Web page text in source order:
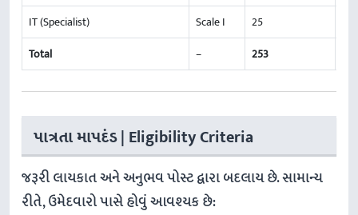
IT (Specialist)
Scale I
25
Total
– 253
પાત્રતા માપદંડ | Eligibility Criteria
જરૂરી લાયકાત અને અનુભવ પોસ્ટ દ્વારા બદલાય છે. સામાન્ય
રીતે, ઉમેદવારો પાસે હોવું આવશ્યક છે: